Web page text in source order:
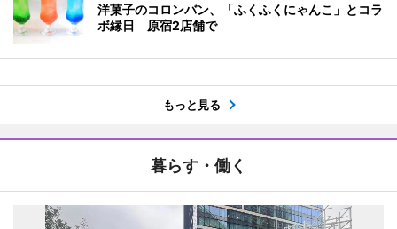
洋菓子のコロンバン、「ふくふくにゃんこ」とコラ
ボ縁日 原宿2店舗で
もっと見る
暮らす・働く